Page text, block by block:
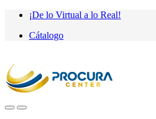
Saltar
navegación
saltar
contenido
¡De lo Virtual a lo Real!
Cátalogo